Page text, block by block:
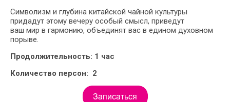
Символизм и глубина китайской чайной культуры
придадут этому вечеру особый смысл, приведут
ваш мир в гармонию, объединят вас в едином духовном
порыве.
Продолжительность: 1 час
Количество персон: 2